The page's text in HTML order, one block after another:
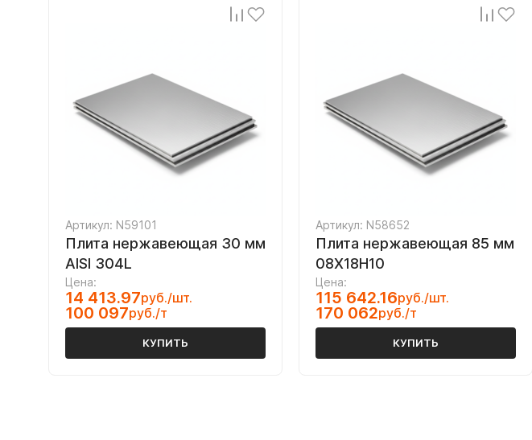
Артикул: N59101
Плита нержавеющая 30 мм
AISI 304L
Цена:
14 413.97руб./шт.
100 097руб./т
КУПИТЬ
Артикул: N58652
Плита нержавеющая 85 мм
08Х18Н10
Цена:
115 642.16руб./шт.
170 062руб./т
КУПИТЬ